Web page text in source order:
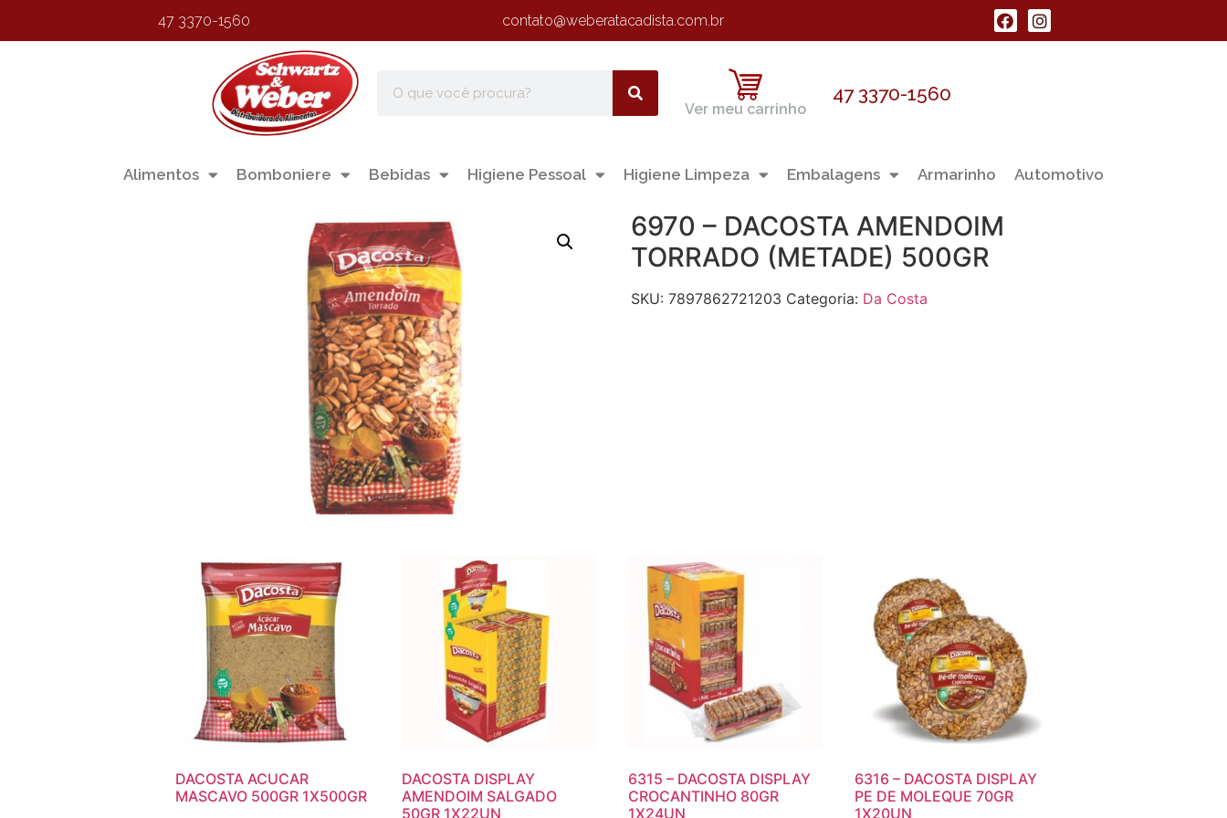
47 3370-1560 contato@weberatacadista.com.br
Ver meu carrinho
47 3370-1560
Alimentos Bomboniere Bebidas Higiene Pessoal Higiene Limpeza Embalagens Armarinho Automotivo
6970 – DACOSTA AMENDOIM
TORRADO (METADE) 500GR
SKU:7897862721203 Categoria: Da Costa
DACOSTA ACUCAR
MASCAVO 500GR 1X500GR
DACOSTA DISPLAY
AMENDOIM SALGADO
50GR 1X22UN
6315 – DACOSTA DISPLAY
CROCANTINHO 80GR
1X24UN
6316 – DACOSTA DISPLAY
PE DE MOLEQUE 70GR
1X20UN